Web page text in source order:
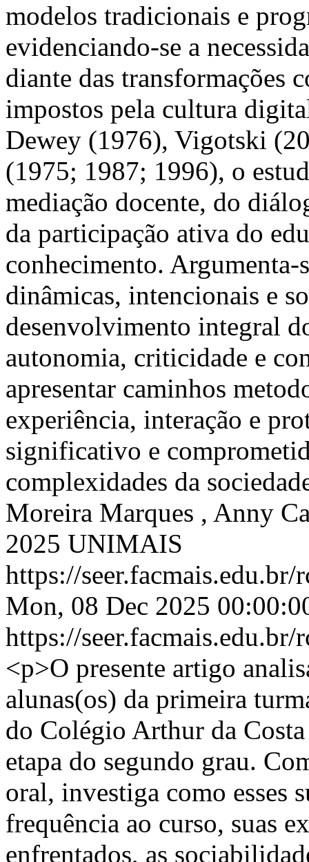
modelos tradicionais e
evidenciando-se a
diante das transformações
impostos pela cultura
Dewey (1976), Vigotski
(1975; 1987; 1996), o
mediação docente, do
da participação ativa do
conhecimento. Argumenta-
dinâmicas, intencionais e
desenvolvimento integral
autonomia, criticidade e
apresentar caminhos
experiência, interação e
significativo e
complexidades da
Moreira Marques , Anny
2025 UNIMAIS
https://
Mon, 08 Dec 2025
https://
<p>O presente artigo
alunas(os) da primeira
do Colégio Arthur da
etapa do segundo grau.
oral, investiga como esses
frequência ao curso, suas
enfrentados, as